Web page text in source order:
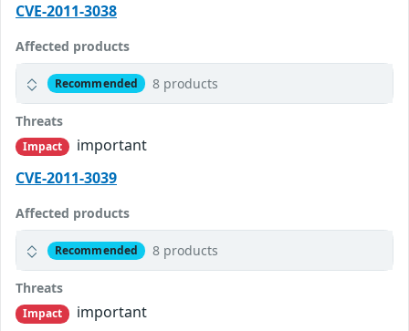
CVE-2011-3038
Affected products
Recommended 8 products
Threats
Impact
important
CVE-2011-3039
Affected products
Recommended 8 products
Threats
Impact
important